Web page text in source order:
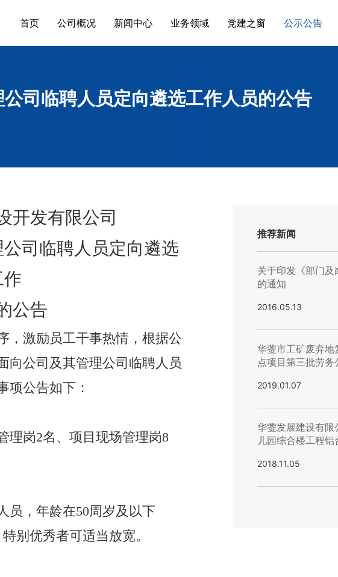
首页 公司概况 新闻中心 业务领域 党建之窗 公示公告
司临聘人员定向遴选工作人员的公告
开发有限公司
司临聘人员定向遴选
作
公告
，激励员工干事热情，根据公
向公司及其管理公司临聘人员
项公告如下：
理岗2名、项目现场管理岗8
员，年龄在50周岁及以下
特别优秀者可适当放宽。
推荐新闻
关于印发《部门及
的通知
2016.05.13
华蓥市工矿废弃地
点项目第三批劳务
2019.01.07
华蓥发展建设有限
儿园综合楼工程铝
2018.11.05